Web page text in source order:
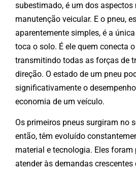
subestimado, é um dos
manutenção veicular. E o pneu,
aparentemente simples, é a
toca o solo. É ele quem conecta
transmitindo todas as forças de
direção. O estado de um pneu
significativamente o
economia de um veículo.
Os primeiros pneus surgiram no
então, têm evoluído
material e tecnologia. Eles foram
atender às demandas